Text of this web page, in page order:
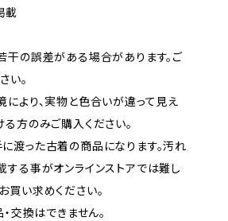
載
の誤差がある場合があります。ご
い。
より、実物と色合いが違って見え
方のみご購入ください。
渡った古着の商品になります。汚れ
する事がオンラインストアでは難し
買い求めください。
交換はできません。